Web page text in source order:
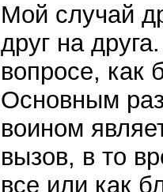
Мой случай
друг на
вопросе,
Основным
воином
вызов, в то
все или как